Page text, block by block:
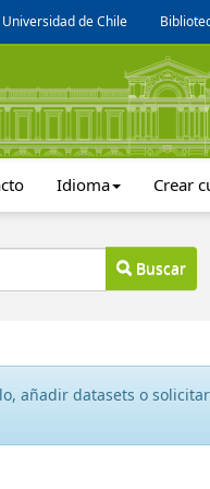
Universidad de Chile
Idioma Crear
Buscar
añadir datasets o